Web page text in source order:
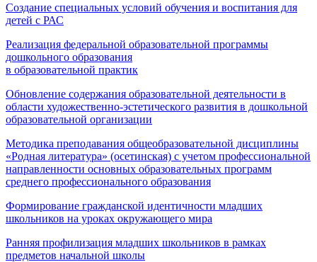
Создание специальных условий обучения и воспитания для
детей с РАС
Реализация федеральной образовательной программы
дошкольного образования
в образовательной практик
Обновление содержания образовательной деятельности в
области художественно-эстетического развития в дошкольной
образовательной организации
Методика преподавания общеобразовательной дисциплины
«Родная литература» (осетинская) с учетом профессиональной
направленности основных образовательных программ
среднего профессионального образования
Формирование гражданской идентичности младших
школьников на уроках окружающего мира
Ранняя профилизация младших школьников в рамках
предметов начальной школы